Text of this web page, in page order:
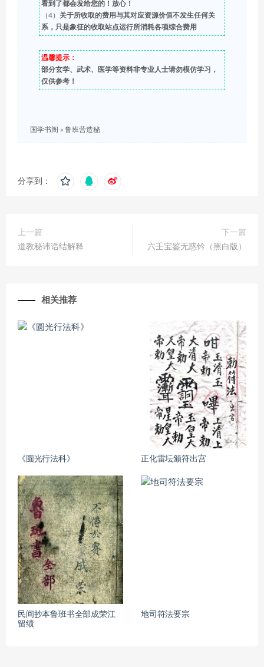
看到了都会发给您的！放心！
（4） 关于所收取的费用与其对应资源价值不发生任何关
系，只是象征的收取站点运行所消耗各项综合费用
温馨提示：
部分玄学、武术、医学等资料非专业人士请勿模仿学习，
仅供参考！
国学书阁 » 鲁班营造秘
分享到：
上一篇
道教秘讳诰结解释
下一篇
六壬宝鉴无惑钤（黑白版）
相关推荐
《圆光行法科》 正化雷坛颁符出宫
民间抄本鲁班书全部成荣江
留绩
地司符法要宗